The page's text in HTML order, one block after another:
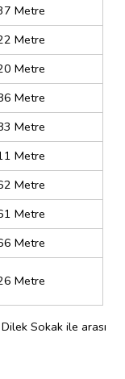
Metre
Metre
Metre
Metre
Metre
Metre
Metre
Metre
Metre
Metre
Sokak ile arası